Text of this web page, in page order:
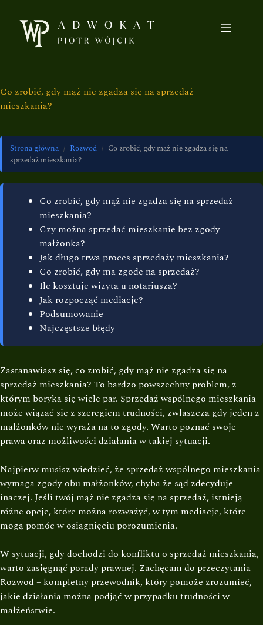
Co zrobić, gdy mąż nie zgadza się na sprzedaż
mieszkania?
Strona główna / Rozwod / Co zrobić, gdy mąż nie zgadza się na
sprzedaż mieszkania?
Co zrobić, gdy mąż nie zgadza się na sprzedaż
mieszkania?
Czy można sprzedać mieszkanie bez zgody
małżonka?
Jak długo trwa proces sprzedaży mieszkania?
Co zrobić, gdy ma zgodę na sprzedaż?
Ile kosztuje wizyta u notariusza?
Jak rozpocząć mediacje?
Podsumowanie
Najczęstsze błędy
Zastanawiasz się, co zrobić, gdy mąż nie zgadza się na
sprzedaż mieszkania? To bardzo powszechny problem, z
którym boryka się wiele par. Sprzedaż wspólnego mieszkania
może wiązać się z szeregiem trudności, zwłaszcza gdy jeden z
małżonków nie wyraża na to zgody. Warto poznać swoje
prawa oraz możliwości działania w takiej sytuacji.
Najpierw musisz wiedzieć, że sprzedaż wspólnego mieszkania
wymaga zgody obu małżonków, chyba że sąd zdecyduje
inaczej. Jeśli twój mąż nie zgadza się na sprzedaż, istnieją
różne opcje, które można rozważyć, w tym mediacje, które
mogą pomóc w osiągnięciu porozumienia.
W sytuacji, gdy dochodzi do konfliktu o sprzedaż mieszkania,
warto zasięgnąć porady prawnej. Zachęcam do przeczytania
Rozwod – kompletny przewodnik, który pomoże zrozumieć,
jakie działania można podjąć w przypadku trudności w
małżeństwie.